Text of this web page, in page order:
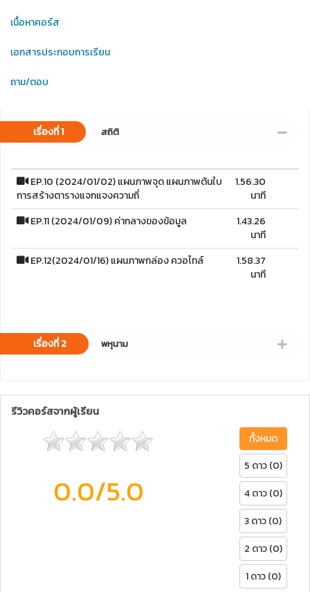
เนื้อหาคอร์ส
เอกสารประกอบการเรียน
ถาม/ตอบ
เรื่องที่ 1 สถิติ
EP.10 (2024/01/02) แผนภาพจุด แผนภาพต้นใบ
การสร้างตารางแจกแจงความถี่
1.56.30
นาที
EP.11 (2024/01/09) ค่ากลางของข้อมูล
1.43.26
นาที
EP.12(2024/01/16) แผนภาพกล่อง ควอไทล์
1.58.37
นาที
เรื่องที่ 2 พหุนาม
รีวิวคอร์สจากผู้เรียน
0.0/5.0
ทั้งหมด
5 ดาว (0)
4 ดาว (0)
3 ดาว (0)
2 ดาว (0)
1 ดาว (0)